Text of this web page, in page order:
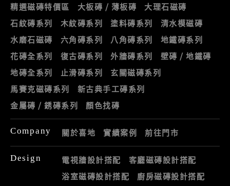
精選磁磚特價區 大板磚 / 薄板磚
大理石磁磚
石紋磚系列
木紋磚系列 塗料磚系列
清水模磁磚
水磨石磁磚
六角磚系列 八角磚系列
地鐵磚系列
花磚全系列
復古磚系列 外牆磚系列
壁磚 / 地鐵磚
地磚全系列
止滑磚系列
玄關磁磚系列
馬賽克磁磚系列
新古典手工磚系列
金屬磚 / 銹磚系列
顏色找磚
Company 關於喜地 實績案例 前往門市
Design 電視牆設計搭配
客廳磁磚設計搭配
浴室磁磚設計搭配
廚房磁磚設計搭配